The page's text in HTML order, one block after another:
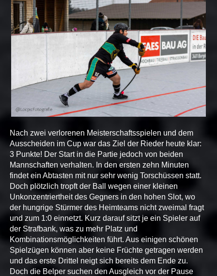
Nach zwei verlorenen Meisterschaftsspielen und dem
Ausscheiden im Cup war das Ziel der Rieder heute klar:
3 Punkte! Der Start in die Partie jedoch von beiden
Mannschaften verhalten. In den ersten zehn Minuten
findet ein Abtasten mit nur sehr wenig Torschüssen statt.
Doch plötzlich tropft der Ball wegen einer kleinen
Unkonzentriertheit des Gegners in den hohen Slot, wo
der hungrige Stürmer des Heimteams nicht zweimal fragt
und zum 1:0 einnetzt. Kurz darauf sitzt je ein Spieler auf
der Strafbank, was zu mehr Platz und
Kombinationsmöglichkeiten führt. Aus einigen schönen
Spielzügen können aber keine Früchte getragen werden
und das erste Drittel neigt sich bereits dem Ende zu.
Doch die Belper suchen den Ausgleich vor der Pause